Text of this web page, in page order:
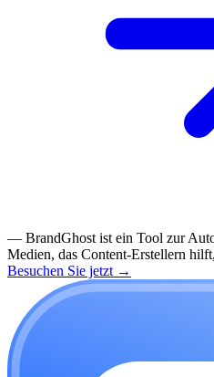
— BrandGhost ist ein Tool zur
Medien, das Content-Erstellern
Besuchen Sie jetzt →